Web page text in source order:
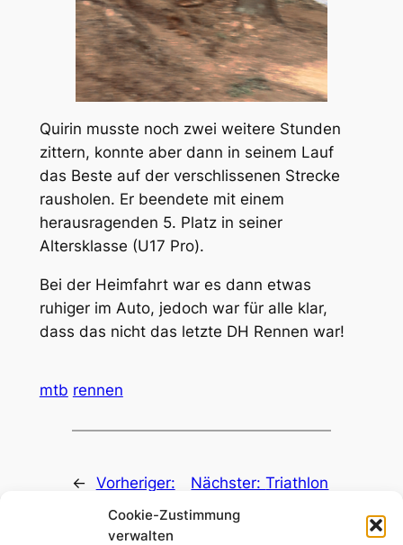
Cookie-Zustimmung
verwalten
Quirin musste noch zwei weitere Stunden
zittern, konnte aber dann in seinem Lauf
das Beste auf der verschlissenen Strecke
rausholen. Er beendete mit einem
herausragenden 5. Platz in seiner
Altersklasse (U17 Pro).
Bei der Heimfahrt war es dann etwas
ruhiger im Auto, jedoch war für alle klar,
dass das nicht das letzte DH Rennen war!
mtb rennen
← Vorheriger:
Cyclotour du
léman
Nächster:Triathlon
Erding Olympisch